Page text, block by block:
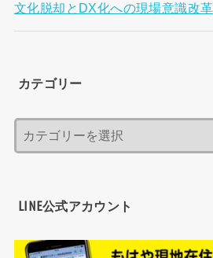
文化脱却とDX化への現場意識改革
カテゴリー
LINE公式アカウント